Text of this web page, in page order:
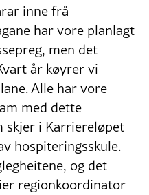
inne frå
har vore planlagt
men det
år køyrer vi
Alle har vore
med dette
skjer i Karriereløpet
hospiteringsskule.
og det
regionkoordinator